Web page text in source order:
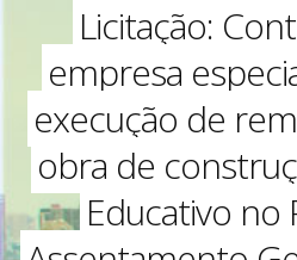
Licitação:
empresa
execução de
obra de
Educativo no